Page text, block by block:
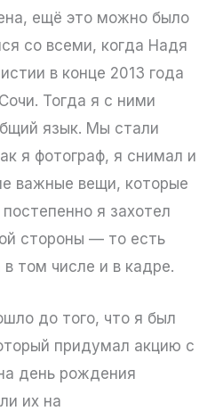
ещё это можно было
со всеми, когда Надя
в конце 2013 года
Тогда я с ними
язык. Мы стали
я фотограф, я снимал и
важные вещи, которые
я захотел
стороны — то есть
том числе и в кадре.
до того, что я был
придумал акцию с
день рождения
их на